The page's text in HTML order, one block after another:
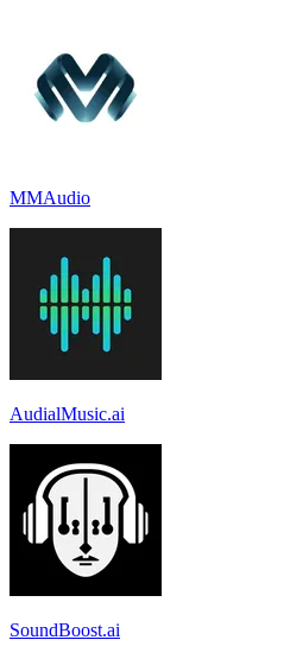
MMAudio
AudialMusic.ai
SoundBoost.ai